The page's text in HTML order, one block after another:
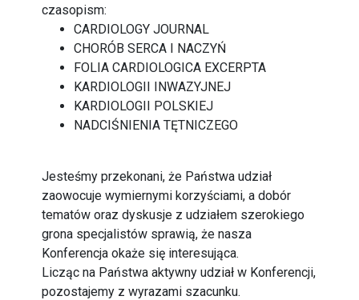
czasopism:
CARDIOLOGY JOURNAL
CHORÓB SERCA I NACZYŃ
FOLIA CARDIOLOGICA EXCERPTA
KARDIOLOGII INWAZYJNEJ
KARDIOLOGII POLSKIEJ
NADCIŚNIENIA TĘTNICZEGO
Jesteśmy przekonani, że Państwa udział
zaowocuje wymiernymi korzyściami, a dobór
tematów oraz dyskusje z udziałem szerokiego
grona specjalistów sprawią, że nasza
Konferencja okaże się interesująca.
Licząc na Państwa aktywny udział w Konferencji,
pozostajemy z wyrazami szacunku.